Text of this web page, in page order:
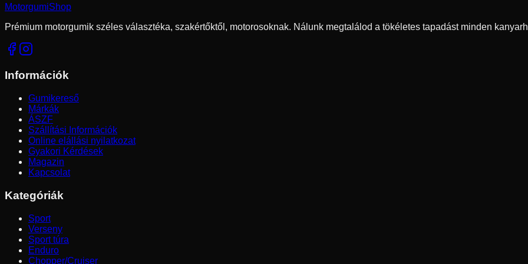
MotorgumiShop
Prémium motorgumik széles választéka, szakértőktől, motorosoknak. Nálunk megtalálod a tökéletes tapadást minden
Információk
Gumikereső
Márkák
ÁSZF
Szállítási Információk
Online elállási nyilatkozat
Gyakori Kérdések
Magazin
Kapcsolat
Kategóriák
Sport
Verseny
Sport túra
Enduro
Chopper/Cruiser